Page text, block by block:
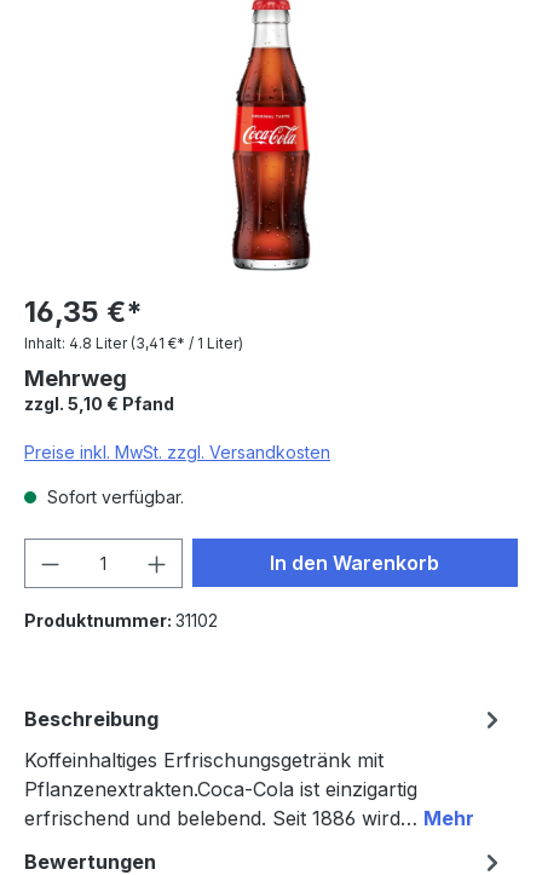
16,35 €*
Inhalt: 4.8 Liter (3,41 €* / 1 Liter)
Mehrweg
zzgl. 5,10 € Pfand
Preise inkl. MwSt. zzgl. Versandkosten
Sofort verfügbar.
Produkt Anzahl: Gib denIn den Warenkorb
Produktnummer: 31102
Beschreibung
Koffeinhaltiges Erfrischungsgetränk mit
Pflanzenextrakten.Coca-Cola ist einzigartig
erfrischend und belebend. Seit 1886 wird… Mehr
Bewertungen